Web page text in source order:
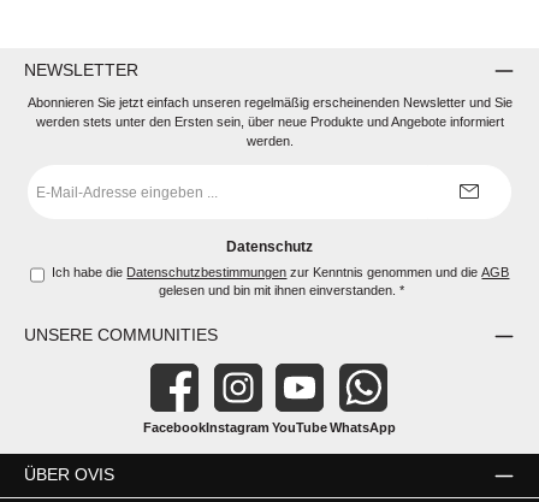
NEWSLETTER
Abonnieren Sie jetzt einfach unseren regelmäßig erscheinenden Newsletter und Sie
werden stets unter den Ersten sein, über neue Produkte und Angebote informiert
werden.
Mail-
Datenschutz
Ich habe die Datenschutzbestimmungen zur Kenntnis genommen und dieAGB
gelesen und bin mit ihnen einverstanden. *
UNSERE COMMUNITIES
FacebookInstagram YouTubeWhatsApp
ÜBER OVIS